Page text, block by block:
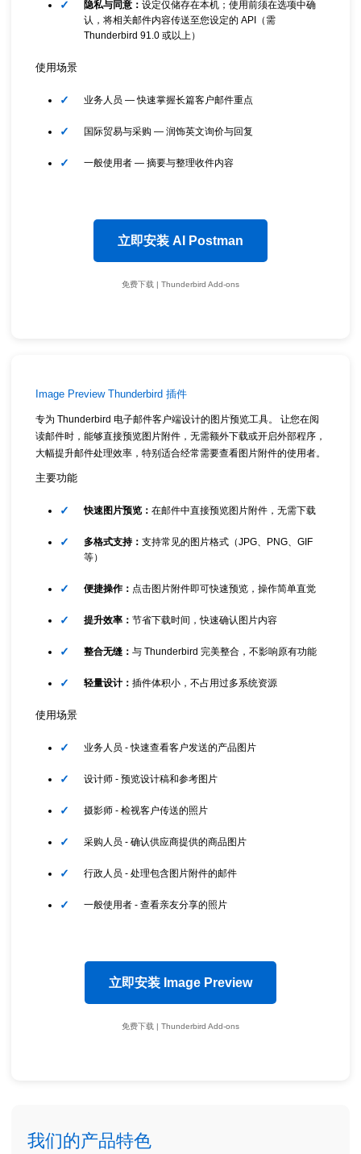
隐私与同意： 设定仅储存在本机；使用前须在选项中确
认，将相关邮件内容传送至您设定的 API（需
Thunderbird 91.0 或以上）
使用场景
业务人员 — 快速掌握长篇客户邮件重点
国际贸易与采购 — 润饰英文询价与回复
一般使用者 — 摘要与整理收件内容
立即安装 AI Postman
免费下载 | Thunderbird Add-ons
Image Preview Thunderbird 插件
专为 Thunderbird 电子邮件客户端设计的图片预览工具。 让您在阅
读邮件时，能够直接预览图片附件，无需额外下载或开启外部程序，
大幅提升邮件处理效率，特别适合经常需要查看图片附件的使用者。
主要功能
快速图片预览： 在邮件中直接预览图片附件，无需下载
多格式支持： 支持常见的图片格式（JPG、PNG、GIF
等）
便捷操作： 点击图片附件即可快速预览，操作简单直觉
提升效率： 节省下载时间，快速确认图片内容
整合无缝： 与 Thunderbird 完美整合，不影响原有功能
轻量设计： 插件体积小，不占用过多系统资源
使用场景
业务人员 - 快速查看客户发送的产品图片
设计师 - 预览设计稿和参考图片
摄影师 - 检视客户传送的照片
采购人员 - 确认供应商提供的商品图片
行政人员 - 处理包含图片附件的邮件
一般使用者 - 查看亲友分享的照片
立即安装 Image Preview
免费下载 | Thunderbird Add-ons
我们的产品特色